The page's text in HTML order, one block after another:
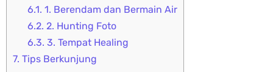
6.1. 1. Berendam dan Bermain Air
6.2. 2. Hunting Foto
6.3. 3. Tempat Healing
7. Tips Berkunjung